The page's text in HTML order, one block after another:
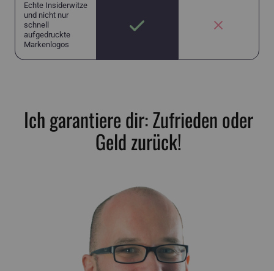
Echte Insiderwitze
und nicht nur
schnell
aufgedruckte
Markenlogos
Ich garantiere dir: Zufrieden oder
Geld zurück!